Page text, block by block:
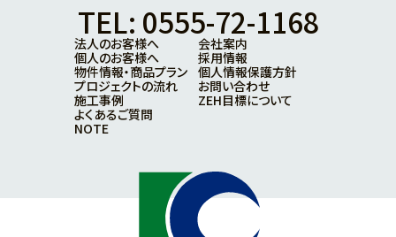
TEL: 0555-72-1168
法人のお客様へ
個人のお客様へ
物件情報・商品プラン
プロジェクトの流れ
施工事例
よくあるご質問
NOTE
会社案内
採用情報
個人情報保護方針
お問い合わせ
ZEH目標について